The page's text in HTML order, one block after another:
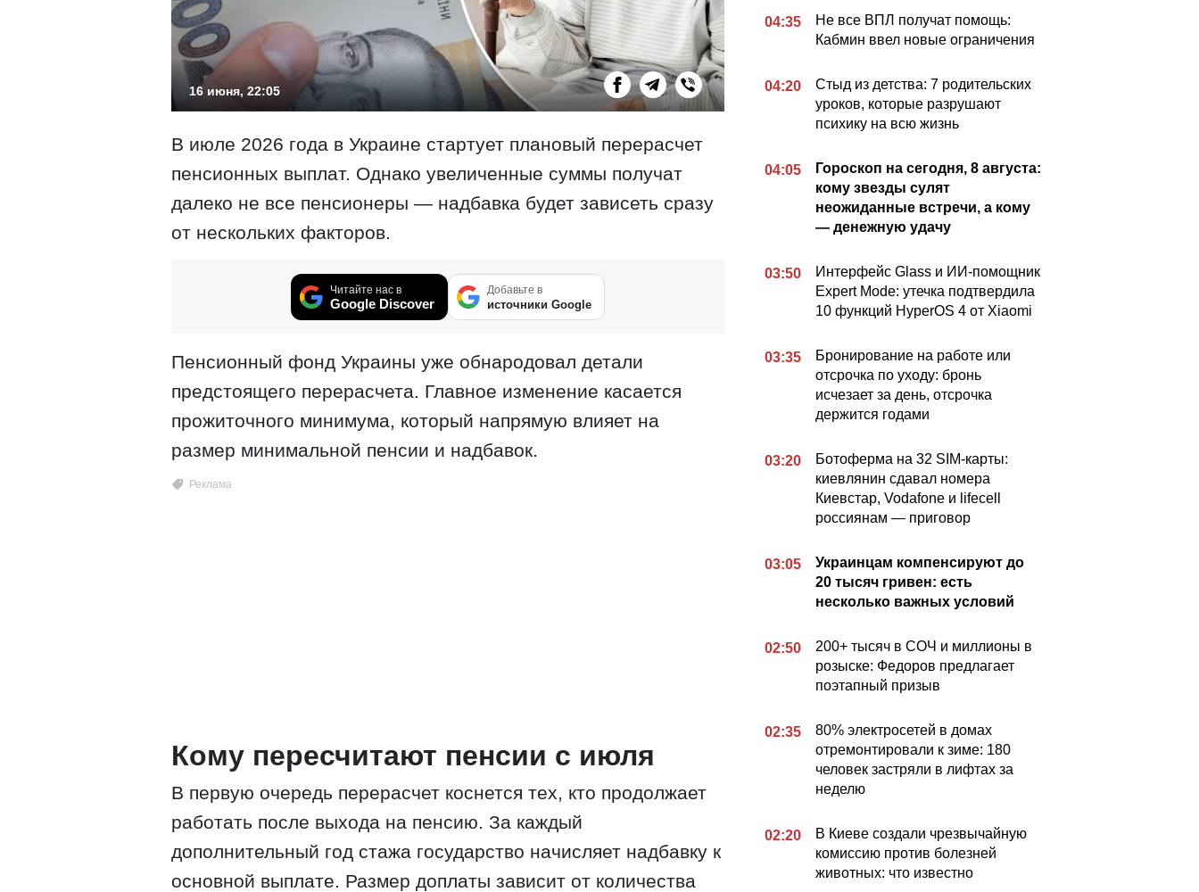
16 июня, 22:05
В июле 2026 года в Украине стартует плановый перерасчет
пенсионных выплат. Однако увеличенные суммы получат
далеко не все пенсионеры — надбавка будет зависеть сразу
от нескольких факторов.
Читайте нас в
Google Discover
Добавьте в
источники Google
Пенсионный фонд Украины уже обнародовал детали
предстоящего перерасчета. Главное изменение касается
прожиточного минимума, который напрямую влияет на
размер минимальной пенсии и надбавок.
Кому пересчитают пенсии с июля
В первую очередь перерасчет коснется тех, кто продолжает
работать после выхода на пенсию. За каждый
дополнительный год стажа государство начисляет надбавку к
основной выплате. Размер доплаты зависит от количества
04:35
Не все ВПЛ получат помощь:
Кабмин ввел новые ограничения
04:20
Стыд из детства: 7 родительских
уроков, которые разрушают
психику на всю жизнь
04:05
Гороскоп на сегодня, 8 августа:
кому звезды сулят
неожиданные встречи, а кому
— денежную удачу
03:50
Интерфейс Glass и ИИ-помощник
Expert Mode: утечка подтвердила
10 функций HyperOS 4 от Xiaomi
03:35
Бронирование на работе или
отсрочка по уходу: бронь
исчезает за день, отсрочка
держится годами
03:20
Ботоферма на 32 SIM-карты:
киевлянин сдавал номера
Киевстар, Vodafone и lifecell
россиянам — приговор
03:05
Украинцам компенсируют до
20 тысяч гривен: есть
несколько важных условий
02:50
200+ тысяч в СОЧ и миллионы в
розыске: Федоров предлагает
поэтапный призыв
02:35
80% электросетей в домах
отремонтировали к зиме: 180
человек застряли в лифтах за
неделю
02:20
В Киеве создали чрезвычайную
комиссию против болезней
животных: что известно